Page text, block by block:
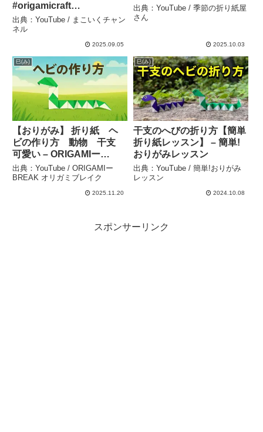
#origamicraft
#origamitutorial
#origamieasy – まこいく
出典：YouTube / まこいくチャン
ネル
2025.09.05
出典：YouTube / 季節の折り紙屋
さん
2025.10.03
巳(み)
【おりがみ】 折り紙 ヘ
ビの作り方 動物 干支
可愛い – ORIGAMIー
BREAK オリガミブレイク
出典：YouTube / ORIGAMIー
BREAK オリガミブレイク
2025.11.20
巳(み)
干支のへびの折り方【簡単
折り紙レッスン】 – 簡単!
おりがみレッスン
出典：YouTube / 簡単!おりがみ
レッスン
2024.10.08
スポンサーリンク